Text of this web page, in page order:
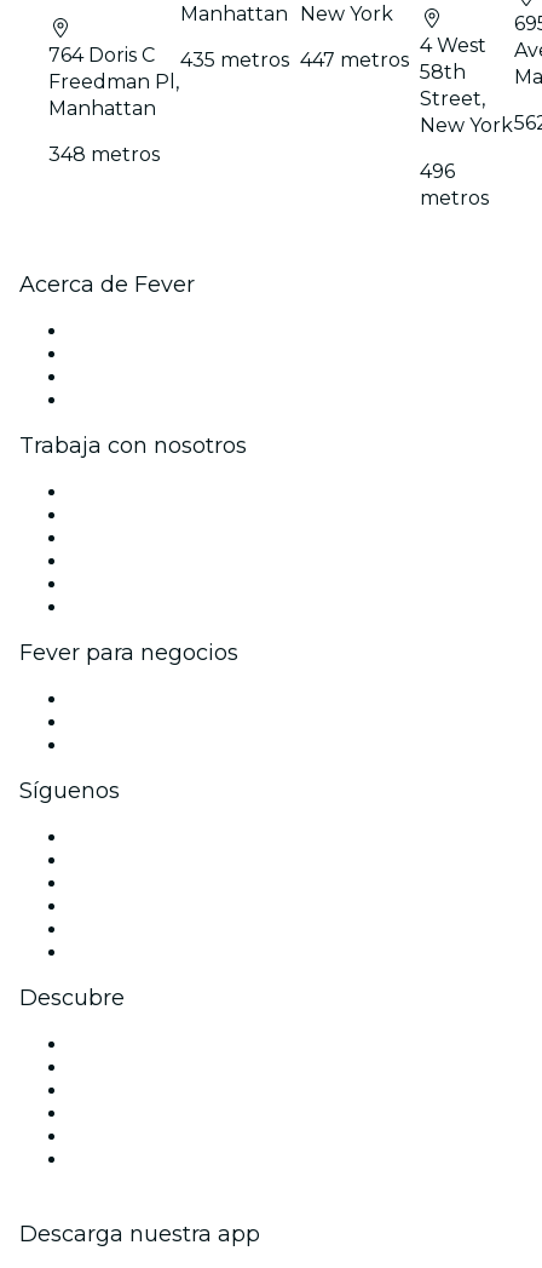
764 Doris C
Freedman Pl,
Manhattan
348 metros
Manhattan
435 metros
New York
447 metros
4 West
58th
Street,
New York
496
metros
Acerca de Fever
Trabaja con nosotros
Fever para negocios
Síguenos
Descubre
Descarga nuestra app